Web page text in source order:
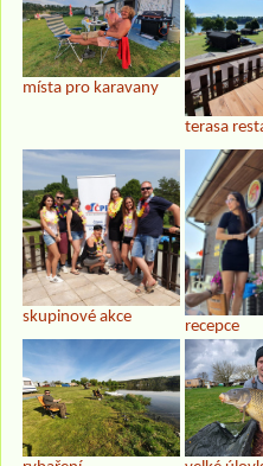
místa pro karavany
terasa
skupinové akce recepce